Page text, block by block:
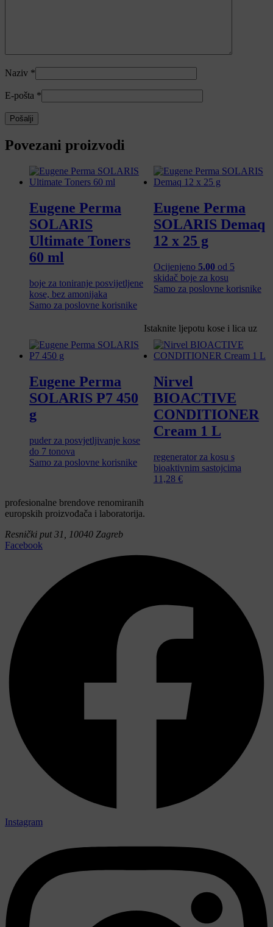
Naziv *
E-pošta *
Povezani proizvodi
Eugene Perma
SOLARIS
Ultimate Toners
60 ml
boje za toniranje posvijetljene
kose, bez amonijaka
Samo za poslovne korisnike
Eugene Perma
SOLARIS Demaq
12 x 25 g
Ocijenjeno 5.00od 5
skidač boje za kosu
Samo za poslovne korisnike
Eugene Perma
SOLARIS P7 450
g
puder za posvjetljivanje kose
do 7 tonova
Samo za poslovne korisnike
Nirvel
BIOACTIVE
CONDITIONER
Cream 1 L
regenerator za kosu s
bioaktivnim sastojcima
11,28 €
Istaknite ljepotu kose i lica uz
profesionalne brendove renomiranih
europskih proizvođača i laboratorija.
Resnički put 31, 10040 Zagreb
Facebook
Instagram